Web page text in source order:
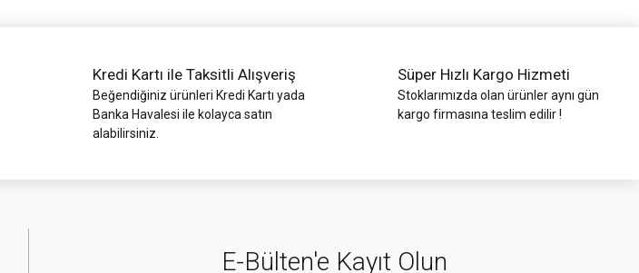
Kredi Kartı ile Taksitli Alışveriş
Beğendiğiniz ürünleri Kredi Kartı yada
Banka Havalesi ile kolayca satın
alabilirsiniz.
Süper Hızlı Kargo Hizmeti
Stoklarımızda olan ürünler aynı gün
kargo firmasına teslim edilir !
E-Bülten'e Kayıt Olun